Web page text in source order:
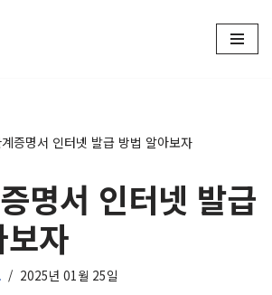
증명서 인터넷 발급 방법 알아보자
명서 인터넷 발급
자
2025년 01월 25일